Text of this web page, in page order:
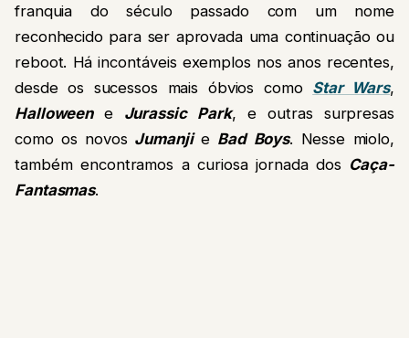
franquia do século passado com um nome
reconhecido para ser aprovada uma continuação ou
reboot. Há incontáveis exemplos nos anos recentes,
desde os sucessos mais óbvios como Star Wars,
Halloweene Jurassic Park, e outras surpresas
como os novosJumanjie Bad Boys. Nesse miolo,
também encontramos a curiosa jornada dos Caça-
Fantasmas.